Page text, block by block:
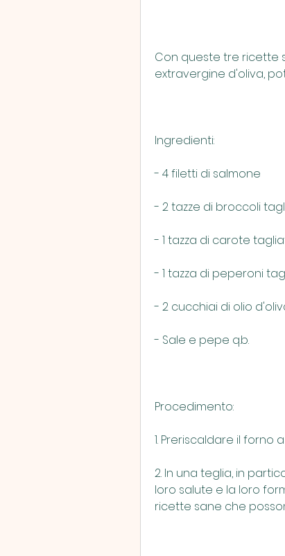
Con queste tre ricette
extravergine d'oliva,
Ingredienti:
- 4 filetti di salmone
- 2 tazze di broccoli
- 1 tazza di carote
- 1 tazza di peperoni
- 2 cucchiai di olio
- Sale e pepe q.b.
Procedimento:
1. Preriscaldare il forno a
2. In una teglia, in
loro salute e la loro
ricette sane che